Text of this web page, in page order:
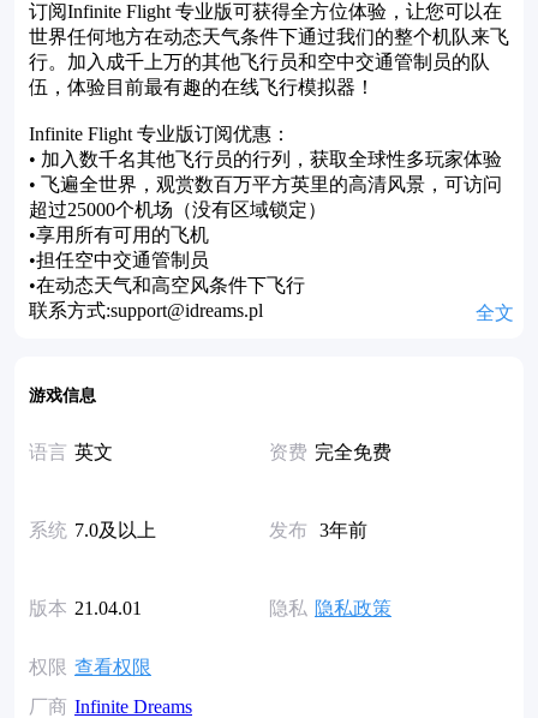
订阅Infinite Flight 专业版可获得全方位体验，让您可以在
世界任何地方在动态天气条件下通过我们的整个机队来飞
行。加入成千上万的其他飞行员和空中交通管制员的队
伍，体验目前最有趣的在线飞行模拟器！
Infinite Flight 专业版订阅优惠：
• 加入数千名其他飞行员的行列，获取全球性多玩家体验
• 飞遍全世界，观赏数百万平方英里的高清风景，可访问
超过25000个机场（没有区域锁定）
•享用所有可用的飞机
•担任空中交通管制员
•在动态天气和高空风条件下飞行
联系方式:support@idreams.pl
全文
游戏信息
语言 英文 资费 完全免费
系统 7.0及以上 发布 3年前
版本 21.04.01 隐私 隐私政策
权限 查看权限
厂商 Infinite Dreams